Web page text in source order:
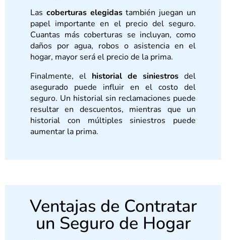
Las coberturas elegidastambién juegan un
papel importante en el precio del seguro.
Cuantas más coberturas se incluyan, como
daños por agua, robos o asistencia en el
hogar, mayor será el precio de la prima.
Finalmente, el historial de siniestros del
asegurado puede influir en el costo del
seguro. Un historial sin reclamaciones puede
resultar en descuentos, mientras que un
historial con múltiples siniestros puede
aumentar la prima.
Ventajas de Contratar
un Seguro de Hogar